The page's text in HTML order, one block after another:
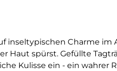
inseltypischen Charme im
Haut spürst. Gefüllte
Kulisse ein - ein wahrer